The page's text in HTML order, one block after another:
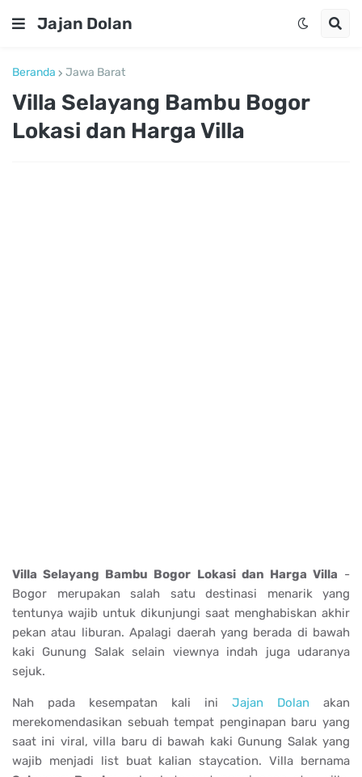
Jajan Dolan
Beranda Jawa Barat
Villa Selayang Bambu Bogor
Lokasi dan Harga Villa
Villa Selayang Bambu Bogor Lokasi dan Harga Villa -
Bogor merupakan salah satu destinasi menarik yang
tentunya wajib untuk dikunjungi saat menghabiskan akhir
pekan atau liburan. Apalagi daerah yang berada di bawah
kaki Gunung Salak selain viewnya indah juga udaranya
sejuk.
Nah pada kesempatan kali ini Jajan Dolan akan
merekomendasikan sebuah tempat penginapan baru yang
saat ini viral, villa baru di bawah kaki Gunung Salak yang
wajib menjadi list buat kalian staycation. Villa bernama